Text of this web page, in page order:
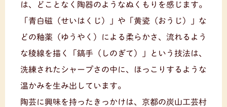
は、どことなく陶器のようなぬくもりを感じます。
「青白磁（せいはくじ）」や「黄瓷（おうじ）」な
どの釉薬（ゆうやく）による柔らかさ、流れるよう
な稜線を描く「鎬手（しのぎて）」という技法は、
洗練されたシャープさの中に、ほっこりするような
温かみを生み出しています。
陶芸に興味を持ったきっかけは、京都の炭山工芸村